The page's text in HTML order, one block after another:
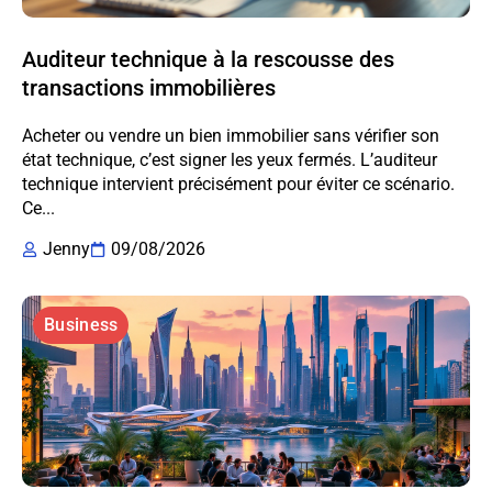
Auditeur technique à la rescousse des
transactions immobilières
Acheter ou vendre un bien immobilier sans vérifier son
état technique, c’est signer les yeux fermés. L’auditeur
technique intervient précisément pour éviter ce scénario.
Ce...
Jenny
09/08/2026
Business